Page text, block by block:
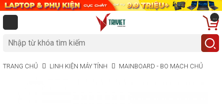
...
TRANG CHỦ LINH KIỆN MÁY TÍNH MAINBOARD - BO MẠCH CHỦ